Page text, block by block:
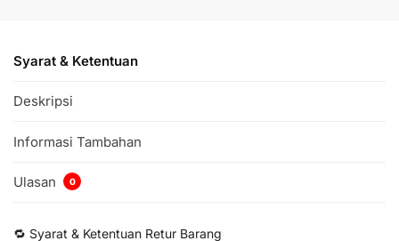
Syarat & Ketentuan
Deskripsi
Informasi Tambahan
Ulasan 0
🔁 Syarat & Ketentuan Retur Barang